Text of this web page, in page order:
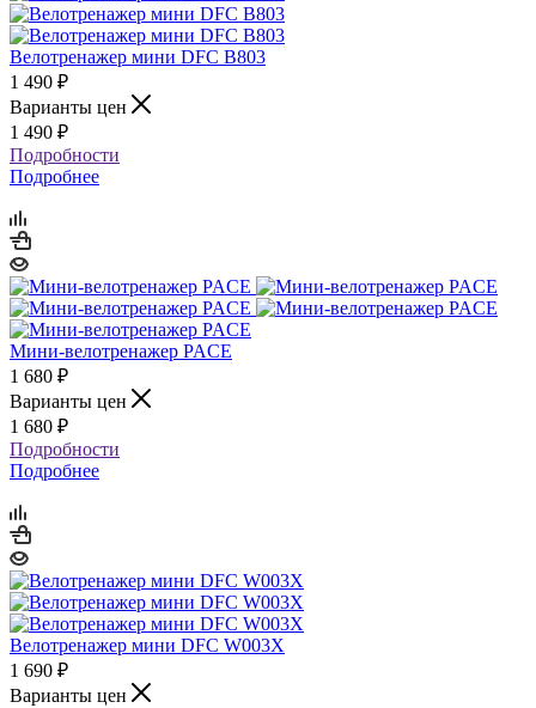
Велотренажер мини DFC B803
1 490 ₽
Варианты цен
1 490 ₽
Подробности
Подробнее
Мини-велотренажер PACE
1 680 ₽
Варианты цен
1 680 ₽
Подробности
Подробнее
Велотренажер мини DFC W003X
1 690 ₽
Варианты цен